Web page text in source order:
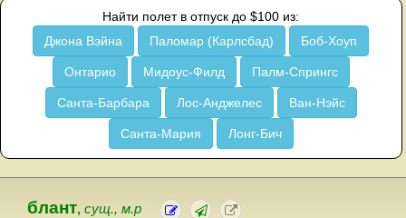
Найти полет в отпуск до $100 из:
Джона Вэйна
Паломар (Карлсбад) Боб-Хоуп
Онтарио Мидоус-Филд Палм-Спрингс
Санта-Барбара Лос-Анджелес Ван-Нэйс
Санта-Мария Лонг-Бич
блант, сущ., м.р